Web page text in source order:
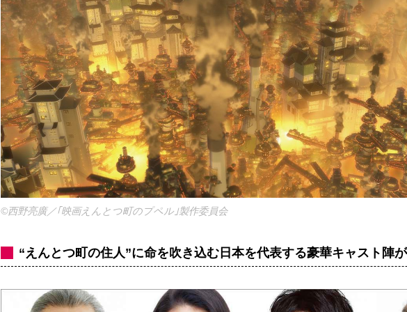
©西野亮廣／｢映画えんとつ町のプペル｣製作委員会
“えんとつ町の住人”に命を吹き込む日本を代表する豪華キャスト陣